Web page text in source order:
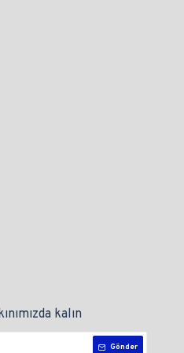
ürünleri elinize
göndermenizi
kalın
Gönder